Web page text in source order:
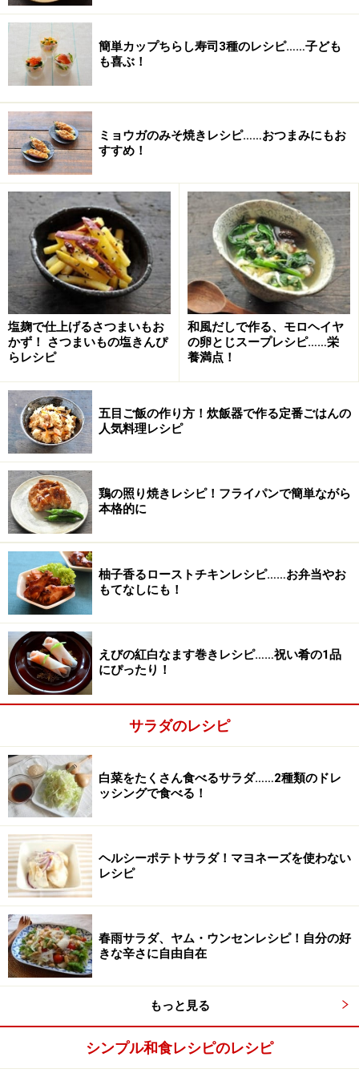
オリーブオイル 小さじ1
ズッキーニの和風サラダの作り方・手順
■ズッキーニの和風サラダ
1
ズッキーニの切り方
ズッキーニは2～3mm幅の半月切りにします。あまり薄
く切りすぎると食べごたえのない食感になってしまうの
で、少し厚めくらいがちょうどよいです。
2
ズッキーニに塩をふる
切ったズッキーニをボウルに入れ、ひとつまみの塩(分量
外)を加えて混ぜ合わせ、5分程度置いておきます。
簡単カップちらし寿司3種のレシピ……子ども
も喜ぶ！
ミョウガのみそ焼きレシピ……おつまみにもお
すすめ！
塩麹で仕上げるさつまいもお
かず！ さつまいもの塩きんぴ
らレシピ
和風だしで作る、モロヘイヤ
の卵とじスープレシピ……栄
養満点！
五目ご飯の作り方！炊飯器で作る定番ごはんの
人気料理レシピ
鶏の照り焼きレシピ！フライパンで簡単ながら
本格的に
柚子香るローストチキンレシピ……お弁当やお
もてなしにも！
えびの紅白なます巻きレシピ……祝い肴の1品
にぴったり！
サラダのレシピ
白菜をたくさん食べるサラダ……2種類のドレ
ッシングで食べる！
ヘルシーポテトサラダ！マヨネーズを使わない
レシピ
春雨サラダ、ヤム・ウンセンレシピ！自分の好
きな辛さに自由自在
もっと見る
シンプル和食レシピのレシピ